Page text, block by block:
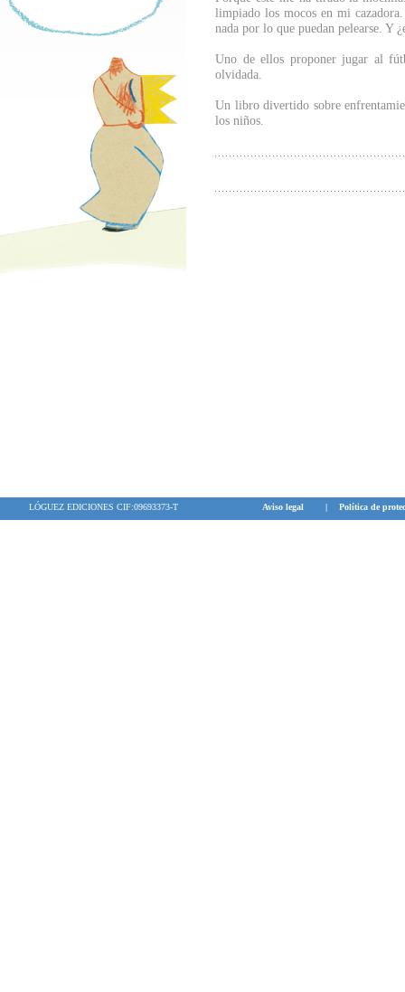
limpiado los mocos en mi
nada por lo que puedan pelearse. Y
Uno de ellos proponer jugar al
olvidada.
Un libro divertido sobre
los niños.
LÓGUEZ EDICIONES CIF:09693373-T Aviso legal | Política de